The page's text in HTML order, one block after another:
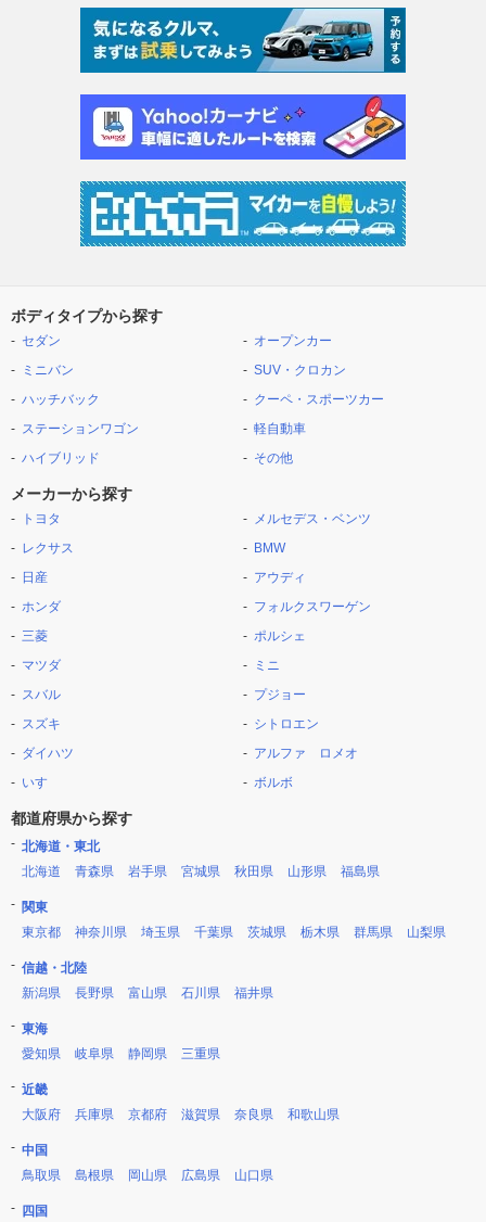
ボディタイプから探す
セダン
ミニバン
ハッチバック
ステーションワゴン
ハイブリッド
オープンカー
SUV・クロカン
クーペ・スポーツカー
軽自動車
その他
メーカーから探す
トヨタ
レクサス
日産
ホンダ
三菱
マツダ
スバル
スズキ
ダイハツ
いすゞ
メルセデス・ベンツ
BMW
アウディ
フォルクスワーゲン
ポルシェ
ミニ
プジョー
シトロエン
アルファ ロメオ
ボルボ
都道府県から探す
北海道・東北
北海道
青森県 岩手県 宮城県 秋田県 山形県 福島県
関東
東京都
神奈川県 埼玉県 千葉県 茨城県 栃木県 群馬県 山梨県
信越・北陸
新潟県
長野県 富山県 石川県 福井県
東海
愛知県
岐阜県 静岡県 三重県
近畿
大阪府
兵庫県 京都府 滋賀県 奈良県 和歌山県
中国
鳥取県
島根県 岡山県 広島県 山口県
四国